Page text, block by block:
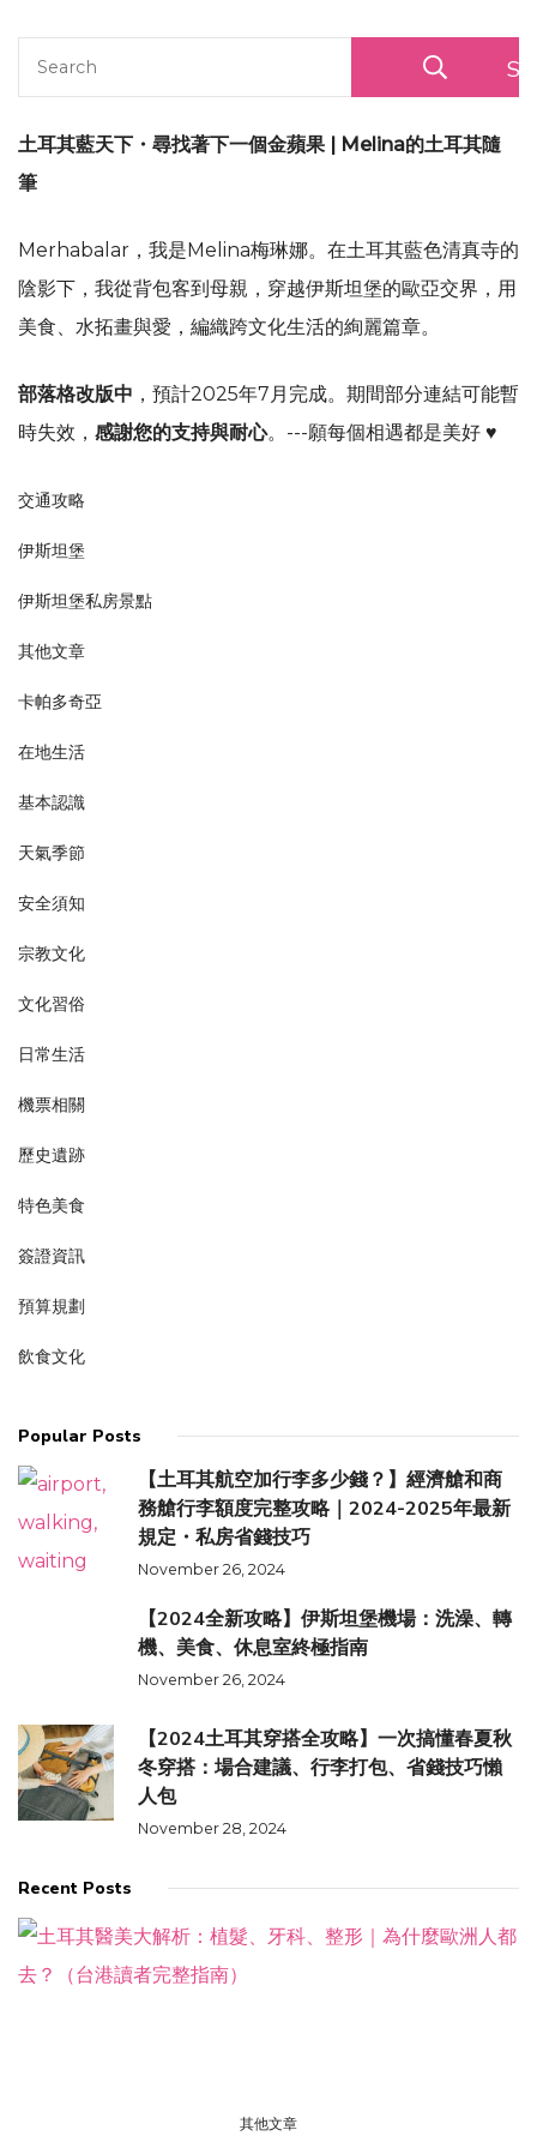
土耳其藍天下・尋找著下一個金蘋果 | Melina的土耳其隨
筆
Merhabalar，我是Melina梅琳娜。在土耳其藍色清真寺的
陰影下，我從背包客到母親，穿越伊斯坦堡的歐亞交界，用
美食、水拓畫與愛，編織跨文化生活的絢麗篇章。
部落格改版中 ，預計2025年7月完成。期間部分連結可能暫
時失效， 感謝您的支持與耐心。---願每個相遇都是美好 ♥
交通攻略
伊斯坦堡
伊斯坦堡私房景點
其他文章
卡帕多奇亞
在地生活
基本認識
天氣季節
安全須知
宗教文化
文化習俗
日常生活
機票相關
歷史遺跡
特色美食
簽證資訊
預算規劃
飲食文化
Popular Posts
【土耳其航空加行李多少錢？】經濟艙和商
務艙行李額度完整攻略｜2024-2025年最新
規定・私房省錢技巧
November 26, 2024
【2024全新攻略】伊斯坦堡機場：洗澡、轉
機、美食、休息室終極指南
November 26, 2024
【2024土耳其穿搭全攻略】一次搞懂春夏秋
冬穿搭：場合建議、行李打包、省錢技巧懶
人包
November 28, 2024
Recent Posts
其他文章